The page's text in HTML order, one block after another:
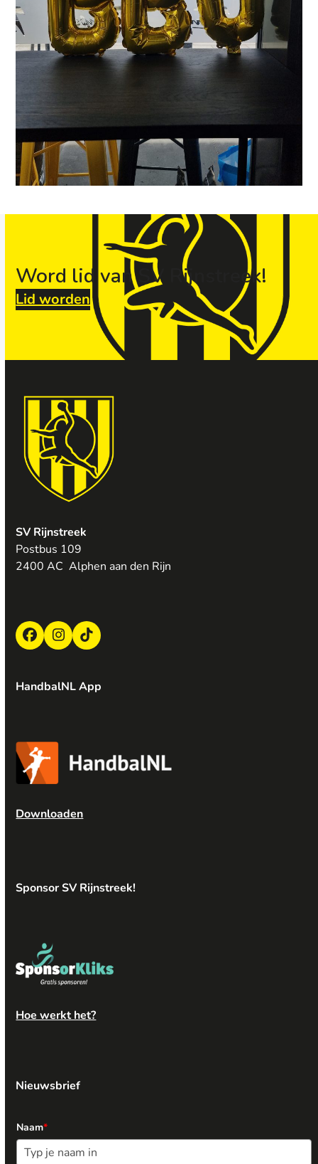
Word lid van SV Rijnstreek!
Lid worden
SV Rijnstreek
Postbus 109
2400 AC Alphen aan den Rijn
Facebook
Instagram
Tiktok
HandbalNL App
Downloaden
Sponsor SV Rijnstreek!
Hoe werkt het?
Nieuwsbrief
Naam*